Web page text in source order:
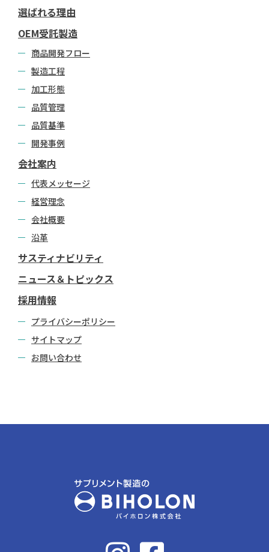
選ばれる理由
OEM受託製造
商品開発フロー
製造工程
加工形態
品質管理
品質基準
開発事例
会社案内
代表メッセージ
経営理念
会社概要
沿革
サスティナビリティ
ニュース＆トピックス
採用情報
プライバシーポリシー
サイトマップ
お問い合わせ